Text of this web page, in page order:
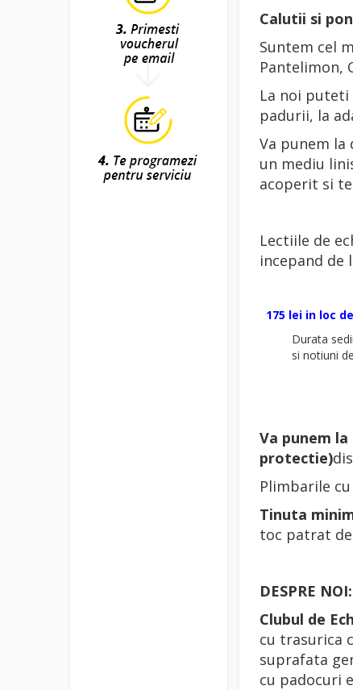
Calutii si
Suntem cel
Pantelimon,
La noi puteti
padurii, la
Va punem
un mediu
acoperit si
Lectiile de
incepand de
175 lei in loc
Durata
si notiuni
Va punem
protectie)
Plimbarile
Tinuta
toc patrat de
DESPRE NOI:
Clubul de
cu trasurica
suprafata
cu padocuri